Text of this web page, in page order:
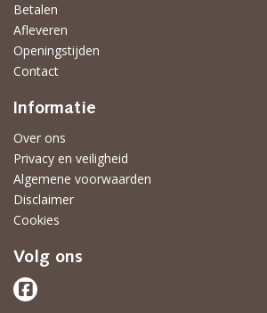
Betalen
Afleveren
Openingstijden
Contact
Informatie
Over ons
Privacy en veiligheid
Algemene voorwaarden
Disclaimer
Cookies
Volg ons